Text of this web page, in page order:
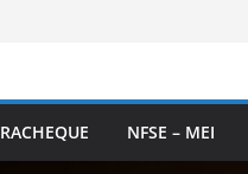
NFSE – MEI